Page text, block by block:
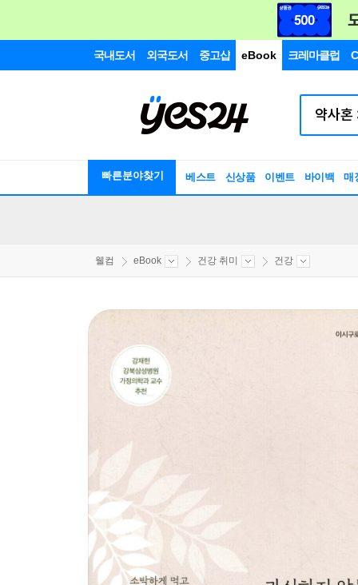
국내도서 외국도서 중고샵 eBook 크레마클럽
빠른분야찾기 베스트 신상품 이벤트 바이백 매
웰컴 eBook 건강 취미 건강